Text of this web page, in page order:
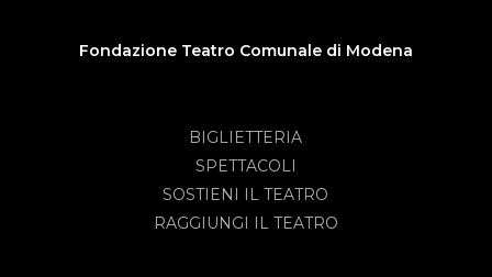
Fondazione Teatro Comunale di Modena
BIGLIETTERIA
SPETTACOLI
SOSTIENI IL TEATRO
RAGGIUNGI IL TEATRO